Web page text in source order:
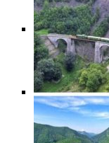
Siegfried
funcţia de
Nicușor Dan:
principala